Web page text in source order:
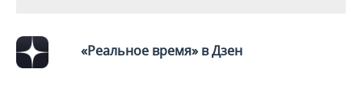
«Реальное время» в Дзен